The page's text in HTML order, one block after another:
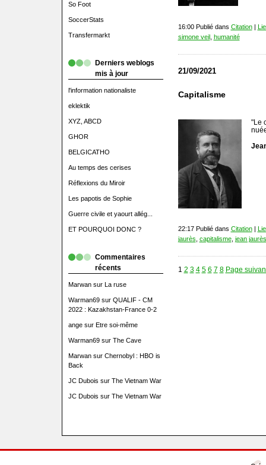
So Foot
SoccerStats
Transfermarkt
Derniers weblogs
mis à jour
l'information nationaliste
eklektik
XYZ, ABCD
GHOR
BELGICATHO
Au temps des cerises
Réflexions du Miroir
Les papotis de Sophie
Guerre civile et yaourt allég...
ET POURQUOI DONC ?
Commentaires
récents
Marwansur La ruse
Warman69sur QUALIF - CM
2022 : Kazakhstan-France 0-2
angesur Etre soi-même
Warman69sur The Cave
Marwansur Chernobyl : HBO is
Back
JC Dubois sur The Vietnam War
JC Dubois sur The Vietnam War
16:00 Publié dans Citation|
simone veil, humanité
21/09/2021
Capitalisme
"Le
22:17 Publié dans Citation|
jaurès capitalisme, jean jaurès
1 2 3 4 5 6 7 8 Page